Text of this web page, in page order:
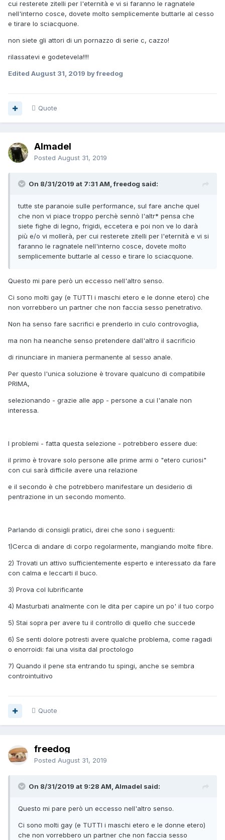
cui resterete zitelli per l'eternità e vi si faranno le ragnatele
nell'interno cosce, dovete molto semplicemente buttarle al cesso
e tirare lo sciacquone.
non siete gli attori di un pornazzo di serie c, cazzo!
rilassatevi e godetevela!!!!
Edited August 31, 2019 by freedog
Quote
Almadel
Posted August 31, 2019
On 8/31/2019 at 7:31 AM, freedog said:
tutte ste paranoie sulle performance, sul fare anche quel
che non vi piace troppo perchè sennò l'altr* pensa che
siete fighe di legno, frigidi, eccetera e poi non ve lo darà
più e/o vi mollerà, per cui resterete zitelli per l'eternità e vi si
faranno le ragnatele nell'interno cosce, dovete molto
semplicemente buttarle al cesso e tirare lo sciacquone.
Questo mi pare però un eccesso nell'altro senso.
Ci sono molti gay (e TUTTI i maschi etero e le donne etero) che
non vorrebbero un partner che non faccia sesso penetrativo.
Non ha senso fare sacrifici e prenderlo in culo controvoglia,
ma non ha neanche senso pretendere dall'altro il sacrificio
di rinunciare in maniera permanente al sesso anale.
Per questo l'unica soluzione è trovare qualcuno di compatibile
PRIMA,
selezionando - grazie alle app - persone a cui l'anale non
interessa.
I problemi - fatta questa selezione - potrebbero essere due:
il primo è trovare solo persone alle prime armi o "etero curiosi"
con cui sarà difficile avere una relazione
e il secondo è che potrebbero manifestare un desiderio di
pentrazione in un secondo momento.
Parlando di consigli pratici, direi che sono i seguenti:
1)Cerca di andare di corpo regolarmente, mangiando molte fibre.
2) Trovati un attivo sufficientemente esperto e interessato da fare
con calma e leccarti il buco.
3) Prova col lubrificante
4) Masturbati analmente con le dita per capire un po' il tuo corpo
5) Stai sopra per avere tu il controllo di quello che succede
6) Se senti dolore potresti avere qualche problema, come ragadi
o enorroidi: fai una visita dal proctologo
7) Quando il pene sta entrando tu spingi, anche se sembra
controintuitivo
Quote
freedog
Posted August 31, 2019
On 8/31/2019 at 9:28 AM, Almadel said:
Questo mi pare però un eccesso nell'altro senso.
Ci sono molti gay (e TUTTI i maschi etero e le donne etero)
che non vorrebbero un partner che non faccia sesso